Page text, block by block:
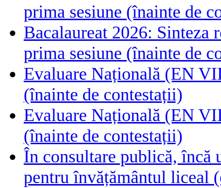
prima sesiune (înainte de
Bacalaureat 2026:
prima sesiune (înainte de
Evaluare Națională (EN
(înainte de contestații)
Evaluare Națională (EN
(înainte de contestații)
În consultare publică, încă
pentru învățământul liceal